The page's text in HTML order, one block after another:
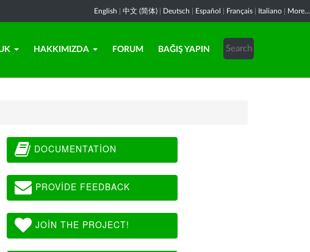
English 中文 (简体) Deutsch Español Français Italiano More...
HAKKIMIZDA FORUM BAĞIŞ YAPIN
DOCUMENTATION
PROVIDE FEEDBACK
JOIN THE PROJECT!